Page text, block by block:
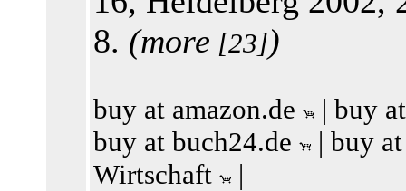
8. (more [23])
buy at amazon.de | buy
buy at buch24.de
| buy
Wirtschaft
|